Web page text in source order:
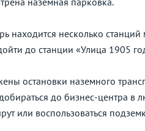
несколько
до станции «Улица 1905
остановки наземного
до бизнес-центра
или воспользоваться